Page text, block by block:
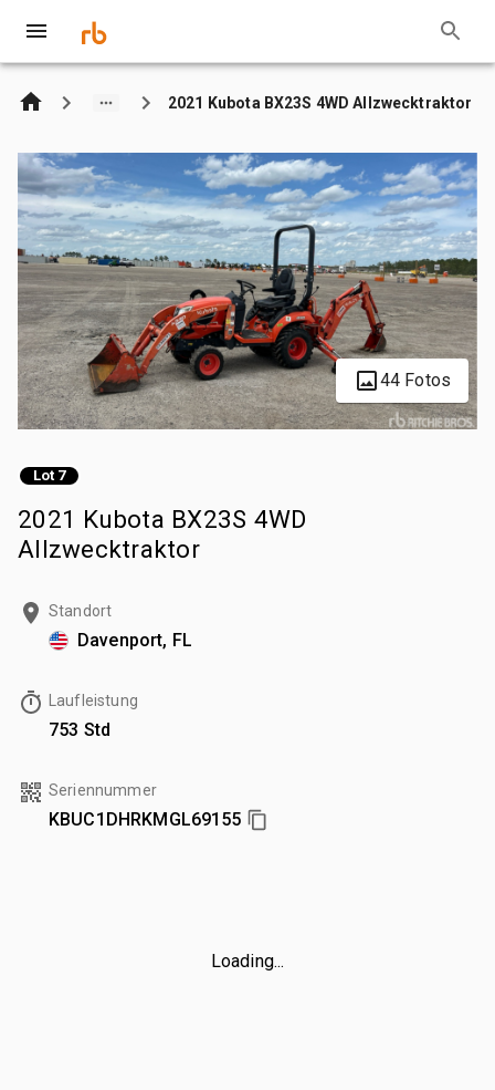
2021 Kubota BX23S 4WD Allzwecktraktor
44 Fotos
Lot 7
2021 Kubota BX23S 4WD
Allzwecktraktor
Standort
Davenport, FL
Laufleistung
753 Std
Seriennummer
KBUC1DHRKMGL69155
Loading...